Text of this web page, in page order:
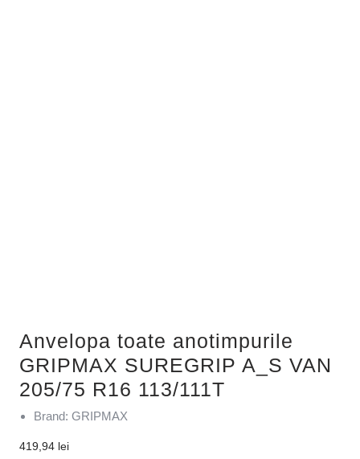
Anvelopa toate anotimpurile
GRIPMAX SUREGRIP A_S VAN
205/75 R16 113/111T
Brand: GRIPMAX
419,94 lei